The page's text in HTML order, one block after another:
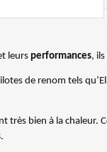
leurs performances,
de renom tels
bien à la
.